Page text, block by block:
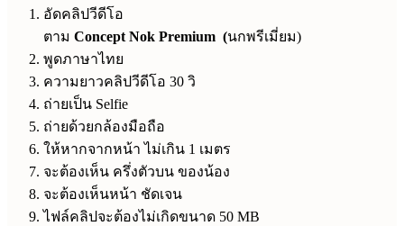
อัดคลิปวีดีโอ
ตาม Concept Nok Premium (นกพรีเมี่ยม)
พูดภาษาไทย
ความยาวคลิปวีดีโอ 30 วิ
ถ่ายเป็น Selfie
ถ่ายด้วยกล้องมือถือ
ให้หากจากหน้า ไม่เกิน 1 เมตร
จะต้องเห็น ครึ่งตัวบน ของน้อง
จะต้องเห็นหน้า ชัดเจน
ไฟล์คลิปจะต้องไม่เกิดขนาด 50 MB